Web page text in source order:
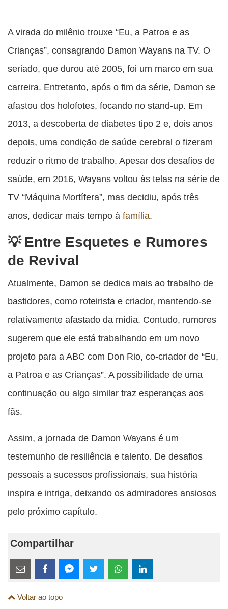
A virada do milênio trouxe “Eu, a Patroa e as
Crianças”, consagrando Damon Wayans na TV. O
seriado, que durou até 2005, foi um marco em sua
carreira. Entretanto, após o fim da série, Damon se
afastou dos holofotes, focando no stand-up. Em
2013, a descoberta de diabetes tipo 2 e, dois anos
depois, uma condição de saúde cerebral o fizeram
reduzir o ritmo de trabalho. Apesar dos desafios de
saúde, em 2016, Wayans voltou às telas na série de
TV “Máquina Mortífera”, mas decidiu, após três
anos, dedicar mais tempo à família.
Entre Esquetes e Rumores
de Revival
Atualmente, Damon se dedica mais ao trabalho de
bastidores, como roteirista e criador, mantendo-se
relativamente afastado da mídia. Contudo, rumores
sugerem que ele está trabalhando em um novo
projeto para a ABC com Don Rio, co-criador de “Eu,
a Patroa e as Crianças”. A possibilidade de uma
continuação ou algo similar traz esperanças aos
fãs.
Assim, a jornada de Damon Wayans é um
testemunho de resiliência e talento. De desafios
pessoais a sucessos profissionais, sua história
inspira e intriga, deixando os admiradores ansiosos
pelo próximo capítulo.
Compartilhar
Estes
links
são
esta
esta
Voltar ao topo